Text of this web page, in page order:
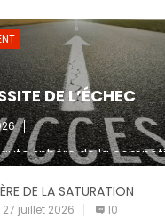
DE L’ÉCHEC
sphère de la
pas atteindre un objectif
et une
diverses (avertissement,
Facebook
DE LA SATURATION
27 juillet 2026 10